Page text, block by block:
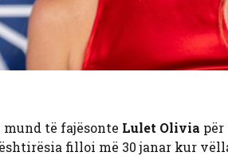
të fajësonte Lulet Olivia për
filloi më 30 janar kur